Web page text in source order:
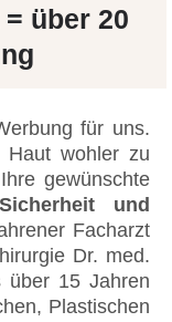
über 20
für uns.
wohler zu
gewünschte
und
Facharzt
Dr. med.
über 15 Jahren
Plastischen